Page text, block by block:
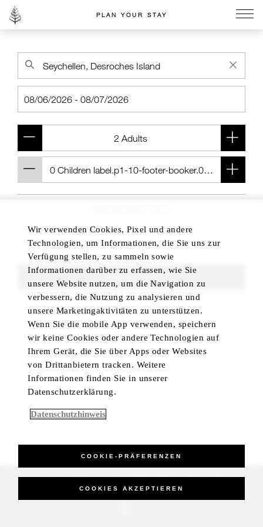
PLAN YOUR STAY
_Four Seasons Hotels Limited 1997-2026. All Rights Reserved.
Wir verwenden Cookies, Pixel und andere
Technologien, um Informationen, die Sie uns zur
Verfügung stellen, zu sammeln sowie
Informationen darüber zu erfassen, wie Sie
unsere Website nutzen, um die Navigation zu
verbessern, die Nutzung zu analysieren und
unsere Marketingaktivitäten zu unterstützen.
Wenn Sie die mobile App verwenden, speichern
wir keine Cookies oder andere Technologien auf
Ihrem Gerät, die Sie über Apps oder Websites
von Drittanbietern tracken. Weitere
Informationen finden Sie in unserer
Datenschutzerklärung.
Datenschutzhinweis
COOKIE-PRÄFERENZEN
COOKIES AKZEPTIEREN